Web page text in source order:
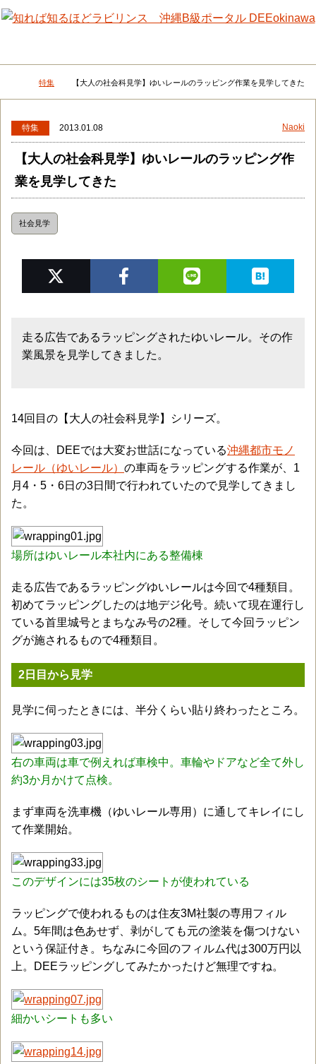
メニュー 検
DEEokinawaトップ
特集 【大人の社会科見学】ゆいレールのラッピング作業を見学してきた
特集 2013.01.08 Naoki
【大人の社会科見学】ゆいレールのラッピング作
業を見学してきた
社会見学
走る広告であるラッピングされたゆいレール。その作
業風景を見学してきました。
14回目の【大人の社会科見学】シリーズ。
今回は、DEEでは大変お世話になっている沖縄都市モノ
レール（ゆいレール） の車両をラッピングする作業が、1
月4・5・6日の3日間で行われていたので見学してきまし
た。
場所はゆいレール本社内にある整備棟
走る広告であるラッピングゆいレールは今回で4種類目。
初めてラッピングしたのは地デジ化号。続いて現在運行し
ている首里城号とまちなみ号の2種。そして今回ラッピン
グが施されるもので4種類目。
2日目から見学
見学に伺ったときには、半分くらい貼り終わったところ。
右の車両は車で例えれば車検中。 車輪やドアなど全て外し
約3か月かけて 点検。
まず車両を洗車機（ゆいレール専用）に通してキレイにし
て作業開始。
このデザインには35枚のシートが使われている
ラッピングで使われるものは住友3M社製の専用フィル
ム。5年間は色あせず、剥がしても元の塗装を傷つけない
という保証付き。ちなみに今回のフィルム代は300万円以
上。DEEラッピングしてみたかったけど無理ですね。
細かいシートも多い